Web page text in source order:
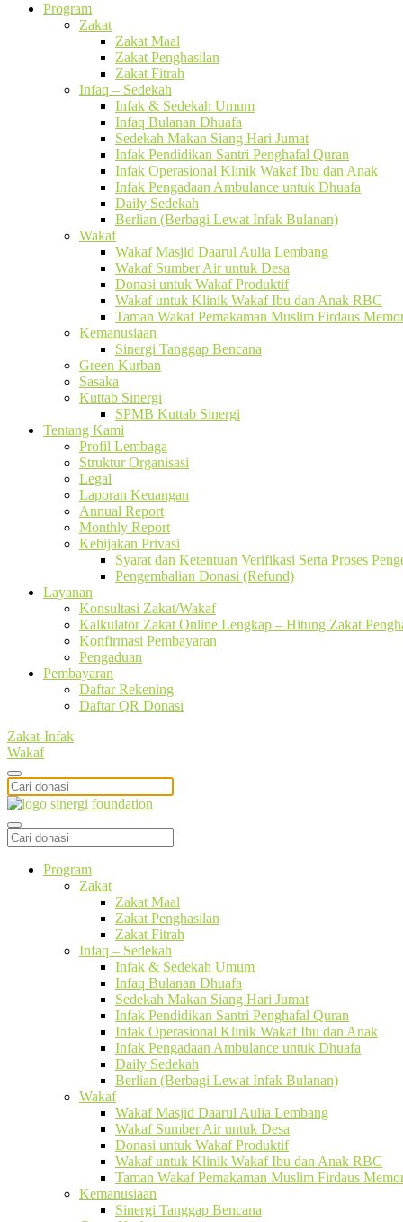
Program
Zakat
Zakat Maal
Zakat Penghasilan
Zakat Fitrah
Infaq – Sedekah
Infak & Sedekah Umum
Infaq Bulanan Dhuafa
Sedekah Makan Siang Hari Jumat
Infak Pendidikan Santri Penghafal Quran
Infak Operasional Klinik Wakaf Ibu dan Anak
Infak Pengadaan Ambulance untuk Dhuafa
Daily Sedekah
Berlian (Berbagi Lewat Infak Bulanan)
Wakaf
Wakaf Masjid Daarul Aulia Lembang
Wakaf Sumber Air untuk Desa
Donasi untuk Wakaf Produktif
Wakaf untuk Klinik Wakaf Ibu dan Anak RBC
Taman Wakaf Pemakaman Muslim Firdaus
Kemanusiaan
Sinergi Tanggap Bencana
Green Kurban
Sasaka
Kuttab Sinergi
SPMB Kuttab Sinergi
Tentang Kami
Profil Lembaga
Struktur Organisasi
Legal
Laporan Keuangan
Annual Report
Monthly Report
Kebijakan Privasi
Syarat dan Ketentuan Verifikasi Serta Proses
Pengembalian Donasi (Refund)
Layanan
Konsultasi Zakat/Wakaf
Kalkulator Zakat Online Lengkap – Hitung Zakat
Konfirmasi Pembayaran
Pengaduan
Pembayaran
Daftar Rekening
Daftar QR Donasi
Zakat-Infak
Wakaf
Program
Zakat
Zakat Maal
Zakat Penghasilan
Zakat Fitrah
Infaq – Sedekah
Infak & Sedekah Umum
Infaq Bulanan Dhuafa
Sedekah Makan Siang Hari Jumat
Infak Pendidikan Santri Penghafal Quran
Infak Operasional Klinik Wakaf Ibu dan Anak
Infak Pengadaan Ambulance untuk Dhuafa
Daily Sedekah
Berlian (Berbagi Lewat Infak Bulanan)
Wakaf
Wakaf Masjid Daarul Aulia Lembang
Wakaf Sumber Air untuk Desa
Donasi untuk Wakaf Produktif
Wakaf untuk Klinik Wakaf Ibu dan Anak RBC
Taman Wakaf Pemakaman Muslim Firdaus
Kemanusiaan
Sinergi Tanggap Bencana